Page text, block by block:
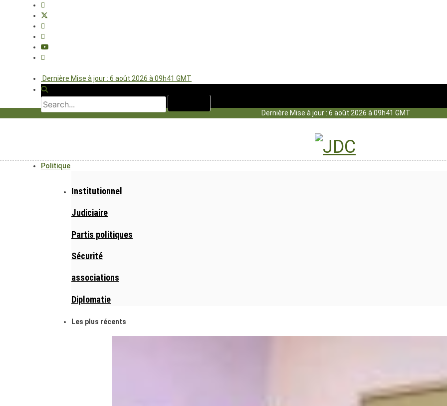
Dernière Mise à jour : 6 août 2026 à 09h41 GMT
Dernière Mise à jour : 6 août 2026 à 09h41 GMT
Politique
Institutionnel
Judiciaire
Partis politiques
Sécurité
associations
Diplomatie
Les plus récents